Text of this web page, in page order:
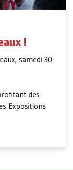
!
samedi 30
des
Expositions